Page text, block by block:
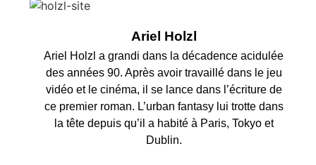
Ariel Holzl
Ariel Holzl a grandi dans la décadence acidulée
des années 90. Après avoir travaillé dans le jeu
vidéo et le cinéma, il se lance dans l’écriture de
ce premier roman. L’urban fantasy lui trotte dans
la tête depuis qu’il a habité à Paris, Tokyo et
Dublin.